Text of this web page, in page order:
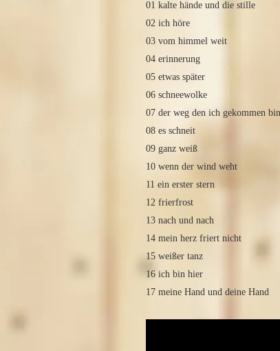
01 kalte hände und die stille
02 ich höre
03 vom himmel weit
04 erinnerung
05 etwas später
06 schneewolke
07 der weg den ich gekommen bin
08 es schneit
09 ganz weiß
10 wenn der wind weht
11 ein erster stern
12 frierfrost
13 nach und nach
14 mein herz friert nicht
15 weißer tanz
16 ich bin hier
17 meine Hand und deine Hand